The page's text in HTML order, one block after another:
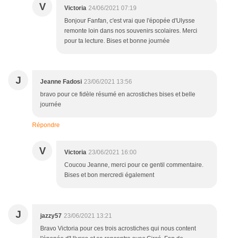
V Victoria 24/06/2021 07:19
Bonjour Fanfan, c'est vrai que l'épopée d'Ulysse
remonte loin dans nos souvenirs scolaires. Merci
pour ta lecture. Bises et bonne journée
J Jeanne Fadosi 23/06/2021 13:56
bravo pour ce fidèle résumé en acrostiches bises et belle
journée
Répondre
V Victoria 23/06/2021 16:00
Coucou Jeanne, merci pour ce gentil commentaire.
Bises et bon mercredi également
J jazzy57 23/06/2021 13:21
Bravo Victoria pour ces trois acrostiches qui nous content